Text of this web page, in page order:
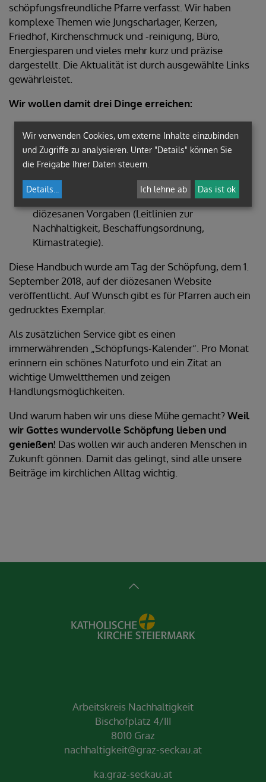
schöpfungsfreundliche Pfarre verfasst. Wir haben
komplexe Themen wie Jungscharlager, Kerzen,
Friedhof, Kirchenschmuck und -reinigung, Büro,
Energiesparen und vieles mehr kurz und präzise
dargestellt. Die Aktualität ist durch ausgewählte Links
gewährleistet.
Wir wollen damit drei Dinge erreichen:
Form anbieten
interessierte Pfarren auf dem Weg zur
Schöpfungsverantwortung begleiten
die Umsetzung der Ökologie-Ziele der
Bischofskonferenz und der daraus entstandenen
diözesanen Vorgaben (Leitlinien zur
Nachhaltigkeit, Beschaffungsordnung,
Klimastrategie).
Diese Handbuch wurde am Tag der Schöpfung, dem 1.
September 2018, auf der diözesanen Website
veröffentlicht. Auf Wunsch gibt es für Pfarren auch ein
gedrucktes Exemplar.
Als zusätzlichen Service gibt es einen
immerwährenden „Schöpfungs-Kalender“. Pro Monat
erinnern ein schönes Naturfoto und ein Zitat an
wichtige Umweltthemen und zeigen
Handlungsmöglichkeiten.
Und warum haben wir uns diese Mühe gemacht?Weil
wir Gottes wundervolle Schöpfung lieben und
genießen! Das wollen wir auch anderen Menschen in
Zukunft gönnen. Damit das gelingt, sind alle unsere
Beiträge im kirchlichen Alltag wichtig.
Arbeitskreis Nachhaltigkeit
Bischofplatz 4/III
8010 Graz
nachhaltigkeit@graz-seckau.at
ka.graz-seckau.at
Wir verwenden Cookies, um externe Inhalte einzubinden
und Zugriffe zu analysieren. Unter "Details" können Sie
die Freigabe Ihrer Daten steuern.
Details Ich lehne ab Das ist ok